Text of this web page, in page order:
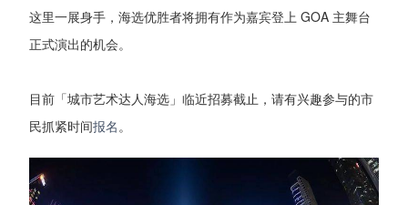
这里一展身手，海选优胜者将拥有作为嘉宾登上 GOA 主舞台
正式演出的机会。
目前「城市艺术达人海选」临近招募截止，请有兴趣参与的市
民抓紧时间报名。